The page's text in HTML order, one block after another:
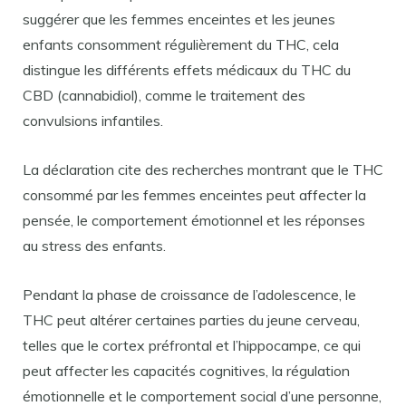
suggérer que les femmes enceintes et les jeunes
enfants consomment régulièrement du THC, cela
distingue les différents effets médicaux du THC du
CBD (cannabidiol), comme le traitement des
convulsions infantiles.
La déclaration cite des recherches montrant que le THC
consommé par les femmes enceintes peut affecter la
pensée, le comportement émotionnel et les réponses
au stress des enfants.
Pendant la phase de croissance de l’adolescence, le
THC peut altérer certaines parties du jeune cerveau,
telles que le cortex préfrontal et l’hippocampe, ce qui
peut affecter les capacités cognitives, la régulation
émotionnelle et le comportement social d’une personne,